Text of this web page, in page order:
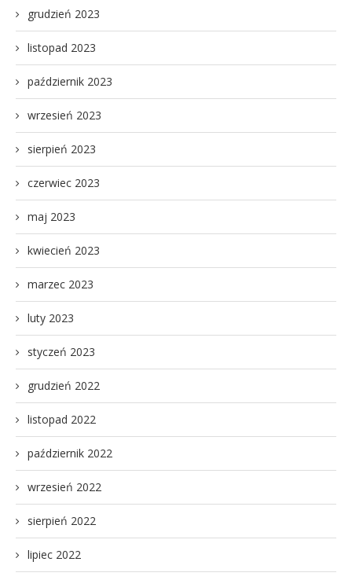
grudzień 2023
listopad 2023
październik 2023
wrzesień 2023
sierpień 2023
czerwiec 2023
maj 2023
kwiecień 2023
marzec 2023
luty 2023
styczeń 2023
grudzień 2022
listopad 2022
październik 2022
wrzesień 2022
sierpień 2022
lipiec 2022